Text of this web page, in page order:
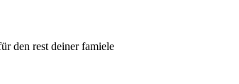
den rest deiner famiele